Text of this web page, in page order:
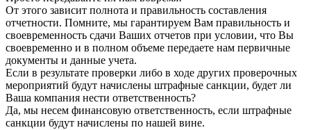
От этого зависит полнота и правильность составления
отчетности. Помните, мы гарантируем Вам правильность и
своевременность сдачи Ваших отчетов при условии, что Вы
своевременно и в полном объеме передаете нам первичные
документы и данные учета.
Если в результате проверки либо в ходе других проверочных
мероприятий будут начислены штрафные санкции, будет ли
Ваша компания нести ответственность?
Да, мы несем финансовую ответственность, если штрафные
санкции будут начислены по нашей вине.